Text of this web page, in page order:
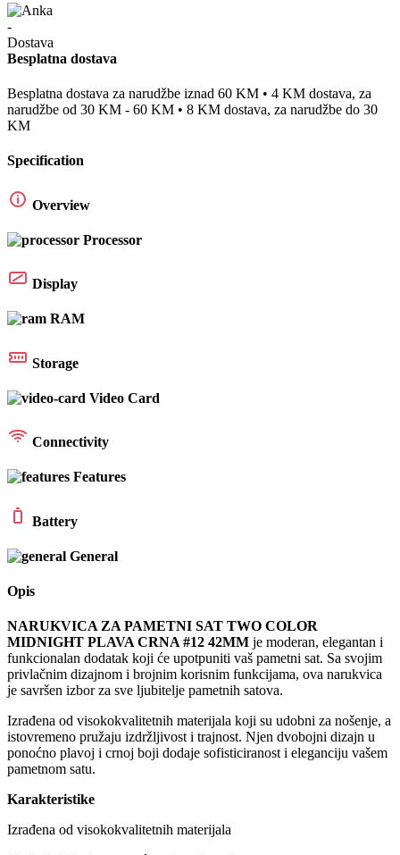
Besplatna dostava
Besplatna dostava za narudžbe iznad 60 KM • 4 KM dostava, za
narudžbe od 30 KM - 60 KM • 8 KM dostava, za narudžbe do 30
KM
Specification
Overview
Processor
Display
RAM
Storage
Video Card
Connectivity
Features
Battery
General
Opis
NARUKVICA ZA PAMETNI SAT TWO COLOR
MIDNIGHT PLAVA CRNA #12 42MM je moderan, elegantan i
funkcionalan dodatak koji će upotpuniti vaš pametni sat. Sa svojim
privlačnim dizajnom i brojnim korisnim funkcijama, ova narukvica
je savršen izbor za sve ljubitelje pametnih satova.
Izrađena od visokokvalitetnih materijala koji su udobni za nošenje, a
istovremeno pružaju izdržljivost i trajnost. Njen dvobojni dizajn u
ponoćno plavoj i crnoj boji dodaje sofisticiranost i eleganciju vašem
pametnom satu.
Karakteristike
Izrađena od visokokvalitetnih materijala